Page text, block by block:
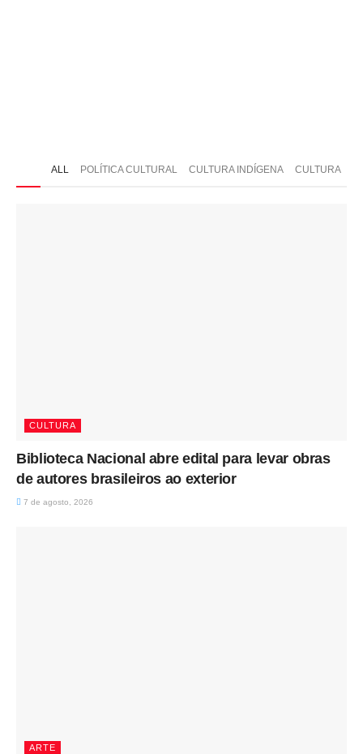
ALL POLÍTICA CULTURAL CULTURA INDÍGENA CULTURA
CULTURA
Biblioteca Nacional abre edital para levar obras
de autores brasileiros ao exterior
7 de agosto, 2026
ARTE